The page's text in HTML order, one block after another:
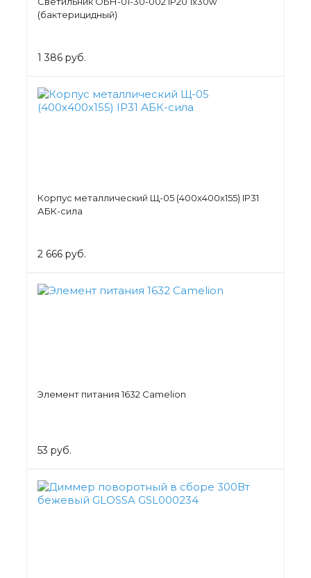
(бактерицидный)
1 386 руб.
Корпус металлический Щ-05 (400х400х155) IP31
АБК-сила
2 666 руб.
Элемент питания 1632 Camelion
53 руб.